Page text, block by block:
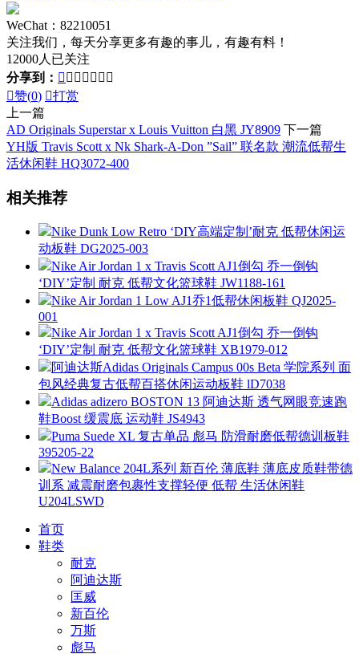
WeChat：82210051
关注我们，每天分享更多有趣的事儿，有趣有料！
12000人已关注
分享到：       
赞(0) 打赏
上一篇
AD Originals Superstar x Louis Vuitton 白黑 JY8909 下一篇
YH版 Travis Scott x Nk Shark-A-Don ”Sail” 联名款 潮流低帮生
活休闲鞋 HQ3072-400
相关推荐
Nike Dunk Low Retro ‘DIY高端定制’耐克 低帮休闲运
动板鞋 DG2025-003
Nike Air Jordan 1 x Travis Scott AJ1倒勾 乔一倒钩
‘DIY’定制 耐克 低帮文化篮球鞋 JW1188-161
Nike Air Jordan 1 Low AJ1乔1低帮休闲板鞋 QJ2025-
001
Nike Air Jordan 1 x Travis Scott AJ1倒勾 乔一倒钩
‘DIY’定制 耐克 低帮文化篮球鞋 XB1979-012
阿迪达斯Adidas Originals Campus 00s Beta 学院系列 面
包风经典复古低帮百搭休闲运动板鞋 lD7038
Adidas adizero BOSTON 13 阿迪达斯 透气网眼竞速跑
鞋Boost 缓震底 运动鞋 JS4943
Puma Suede XL 复古单品 彪马 防滑耐磨低帮德训板鞋
395205-22
New Balance 204L系列 新百伦 薄底鞋 薄底皮质鞋带德
训系 减震耐磨包裹性支撑轻便 低帮 生活休闲鞋
U204LSWD
首页
鞋类
耐克
阿迪达斯
匡威
新百伦
万斯
彪马